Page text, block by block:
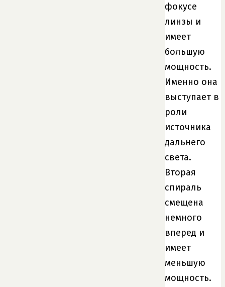
фокусе
линзы и
имеет
большую
мощность.
Именно она
выступает в
роли
источника
дальнего
света.
Вторая
спираль
смещена
немного
вперед и
имеет
меньшую
мощность.